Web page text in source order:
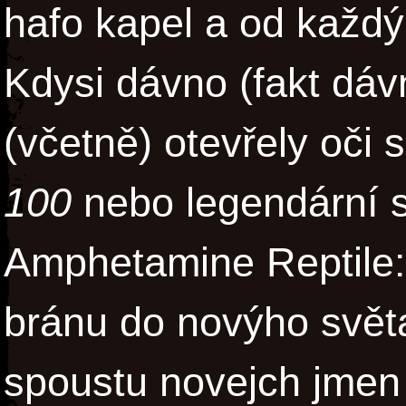
hafo kapel a od
Kdysi dávno (fakt
(včetně) otevřely oči
100 nebo legendární
Amphetamine
bránu do novýho
spoustu novejch